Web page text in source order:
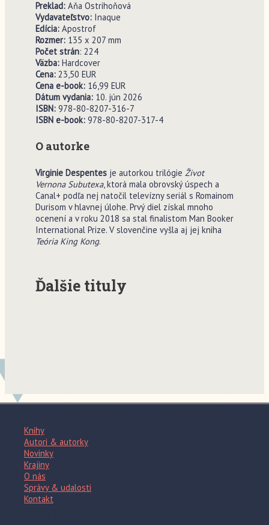
Preklad: Aňa Ostrihoňová
Vydavateľstvo:Inaque
Edícia: Apostrof
Rozmer:135 x 207 mm
Počet strán: 224
Väzba:Hardcover
Cena: 23,50 EUR
Cena e-book: 16,99 EUR
Dátum vydania: 10. jún 2026
ISBN: 978-80-8207-316-7
ISBN e-book: 978-80-8207-317-4
O autorke
Virginie Despentes je autorkou trilógie Život
Vernona Subutexa, ktorá mala obrovský úspech a
Canal+ podľa nej natočil televízny seriál s Romainom
Durisom v hlavnej úlohe. Prvý diel získal mnoho
ocenení a v roku 2018 sa stal finalistom Man Booker
International Prize. V slovenčine vyšla aj jej kniha
Teória King Kong.
Ďalšie tituly
Knihy
Autori & autorky
Novinky
Krajiny
O nás
Správy & udalosti
Kontakt